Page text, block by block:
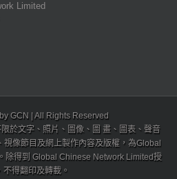
Limited
GCN | All Rights Reserved
於文字、照片、圖像、圖 畫、圖表、聲音
視像節目及網上製作內容及版權，為Global
除得到 Global Chinese Network Limited授
不得翻印及轉載。